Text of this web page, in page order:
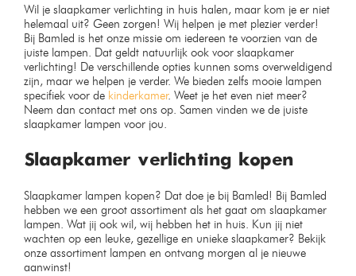
Wil je slaapkamer verlichting in huis halen, maar kom je er niet
helemaal uit? Geen zorgen! Wij helpen je met plezier verder!
Bij Bamled is het onze missie om iedereen te voorzien van de
juiste lampen. Dat geldt natuurlijk ook voor slaapkamer
verlichting! De verschillende opties kunnen soms overweldigend
zijn, maar we helpen je verder. We bieden zelfs mooie lampen
specifiek voor de kinderkamer. Weet je het even niet meer?
Neem dan contact met ons op. Samen vinden we de juiste
slaapkamer lampen voor jou.
Slaapkamer verlichting kopen
Slaapkamer lampen kopen? Dat doe je bij Bamled! Bij Bamled
hebben we een groot assortiment als het gaat om slaapkamer
lampen. Wat jij ook wil, wij hebben het in huis. Kun jij niet
wachten op een leuke, gezellige en unieke slaapkamer? Bekijk
onze assortiment lampen en ontvang morgen al je nieuwe
aanwinst!